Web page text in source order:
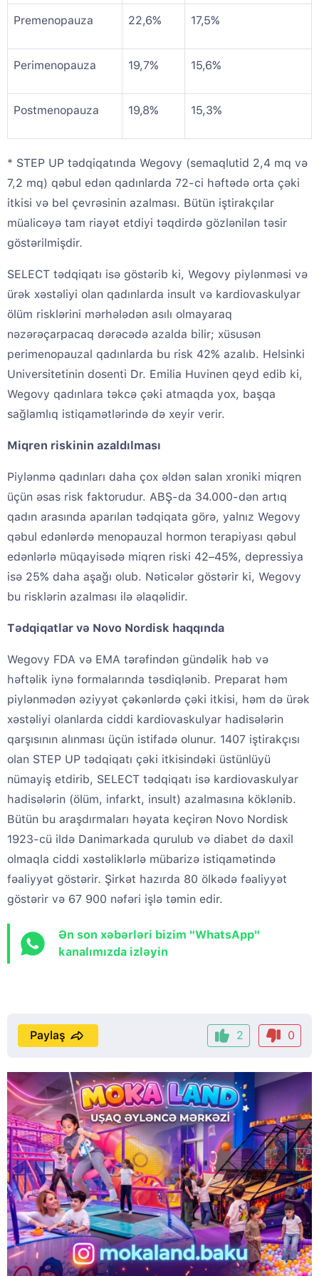
Premenopauza 22,6% 17,5%
Perimenopauza 19,7% 15,6%
Postmenopauza 19,8% 15,3%
* STEP UP tədqiqatında Wegovy (semaqlutid 2,4 mq və
7,2 mq) qəbul edən qadınlarda 72-ci həftədə orta çəki
itkisi və bel çevrəsinin azalması. Bütün iştirakçılar
müalicəyə tam riayət etdiyi təqdirdə gözlənilən təsir
göstərilmişdir.
SELECT tədqiqatı isə göstərib ki, Wegovy piylənməsi və
ürək xəstəliyi olan qadınlarda insult və kardiovaskulyar
ölüm risklərini mərhələdən asılı olmayaraq
nəzərəçarpacaq dərəcədə azalda bilir; xüsusən
perimenopauzal qadınlarda bu risk 42% azalıb. Helsinki
Universitetinin dosenti Dr. Emilia Huvinen qeyd edib ki,
Wegovy qadınlara təkcə çəki atmaqda yox, başqa
sağlamlıq istiqamətlərində də xeyir verir.
Miqren riskinin azaldılması
Piylənmə qadınları daha çox əldən salan xroniki miqren
üçün əsas risk faktorudur. ABŞ-da 34.000-dən artıq
qadın arasında aparılan tədqiqata görə, yalnız Wegovy
qəbul edənlərdə menopauzal hormon terapiyası qəbul
edənlərlə müqayisədə miqren riski 42–45%, depressiya
isə 25% daha aşağı olub. Nəticələr göstərir ki, Wegovy
bu risklərin azalması ilə əlaqəlidir.
Tədqiqatlar və Novo Nordisk haqqında
Wegovy FDA və EMA tərəfindən gündəlik həb və
həftəlik iynə formalarında təsdiqlənib. Preparat həm
piylənmədən əziyyət çəkənlərdə çəki itkisi, həm də ürək
xəstəliyi olanlarda ciddi kardiovaskulyar hadisələrin
qarşısının alınması üçün istifadə olunur. 1407 iştirakçısı
olan STEP UP tədqiqatı çəki itkisindəki üstünlüyü
nümayiş etdirib, SELECT tədqiqatı isə kardiovaskulyar
hadisələrin (ölüm, infarkt, insult) azalmasına köklənib.
Bütün bu araşdırmaları həyata keçirən Novo Nordisk
1923-cü ildə Danimarkada qurulub və diabet də daxil
olmaqla ciddi xəstəliklərlə mübarizə istiqamətində
fəaliyyət göstərir. Şirkət hazırda 80 ölkədə fəaliyyət
göstərir və 67 900 nəfəri işlə təmin edir.
Ən son xəbərləri bizim "WhatsApp"
kanalımızda izləyin
2 0
Paylaş